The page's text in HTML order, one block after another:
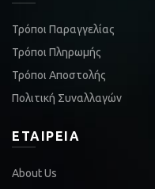
Τρόποι Παραγγελίας
Τρόποι Πληρωμής
Τρόποι Αποστολής
Πολιτική Συναλλαγών
ΕΤΑΙΡΕΊΑ
About Us